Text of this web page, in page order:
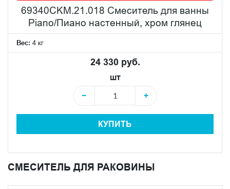
69340CKM.21.018 Смеситель для ванны
Piano/Пиано настенный, хром глянец
Вес: 4 кг
24 330 руб.
шт
−
+
КУПИТЬ
СМЕСИТЕЛЬ ДЛЯ РАКОВИНЫ